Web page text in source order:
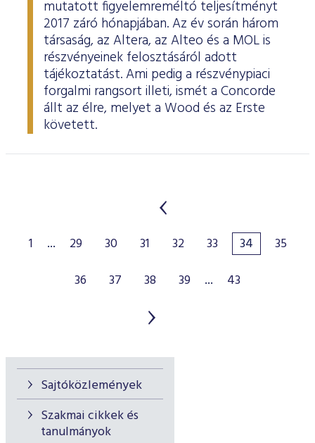
Sajtóközlemények
Szakmai cikkek és
tanulmányok
mutatott figyelemreméltó teljesítményt
2017 záró hónapjában. Az év során három
társaság, az Altera, az Alteo és a MOL is
részvényeinek felosztásáról adott
tájékoztatást. Ami pedig a részvénypiaci
forgalmi rangsort illeti, ismét a Concorde
állt az élre, melyet a Wood és az Erste
követett.
1 ... 29 30 31 32 33 34
35
36
37 38 39 ... 43